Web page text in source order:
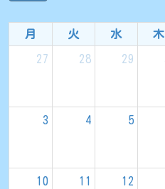
月 火 水 木
27 28 29
3 4 5
10 11 12